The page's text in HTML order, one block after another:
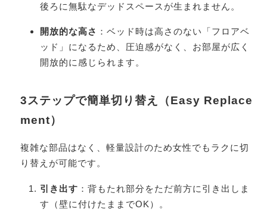
後ろに無駄なデッドスペースが生まれません。
開放的な高さ ：ベッド時は高さのない「フロアベ
ッド」になるため、圧迫感がなく、お部屋が広く
開放的に感じられます。
3ステップで簡単切り替え（Easy Replace
ment）
複雑な部品はなく、軽量設計のため女性でもラクに切
り替えが可能です。
引き出す ：背もたれ部分をただ前方に引き出しま
す（壁に付けたままでOK）。